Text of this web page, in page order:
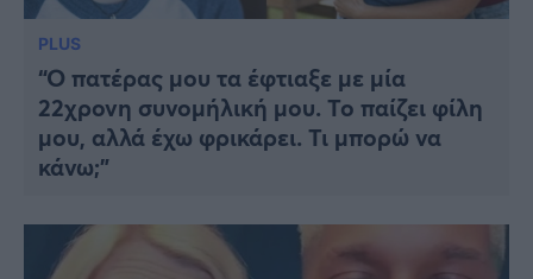
PLUS
“Ο πατέρας μου τα έφτιαξε με μία
22χρονη συνομήλική μου. Το παίζει φίλη
μου, αλλά έχω φρικάρει. Τι μπορώ να
κάνω;”